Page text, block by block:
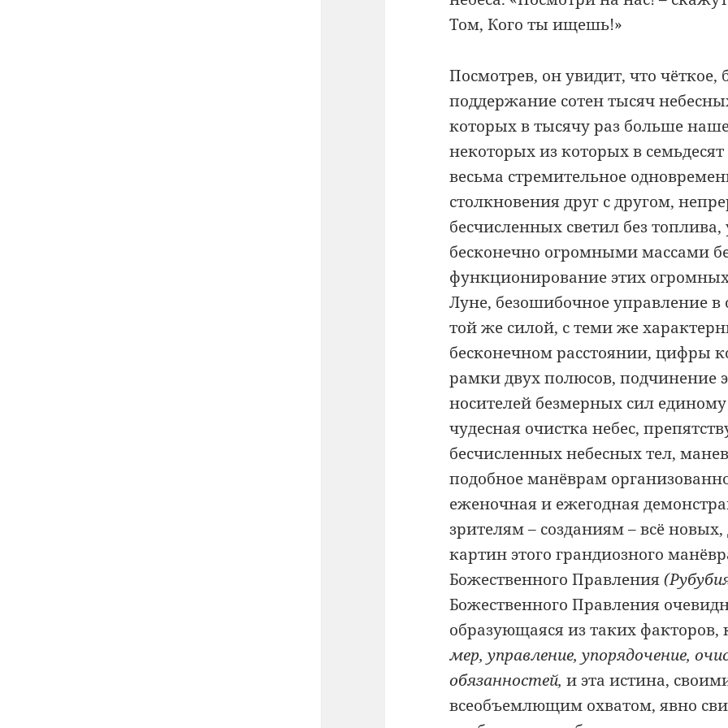
Том, Кого ты ищешь!»
Посмотрев, он увидит, что чёткое,
поддержание сотен тысяч
которых в тысячу раз больше
некоторых из которых в
весьма стремительное
столкновения друг с другом,
бесчисленных светил без
бесконечно огромными массами
функционирование этих
Луне, безошибочное управление
той же силой, с теми же
бесконечном расстоянии, цифры
рамки двух полюсов, подчинение
носителей безмерных сил
чудесная очистка небес,
бесчисленных небесных тел,
подобное манёврам
еженочная и ежегодная
зрителям – созданиям – всё
картин этого грандиозного
Божественного Правления
Божественного Правления
образующаяся из таких факторов,
мер, управление, упорядочение,
обязанностей,и эта истина,
всеобъемлющим охватом, явно